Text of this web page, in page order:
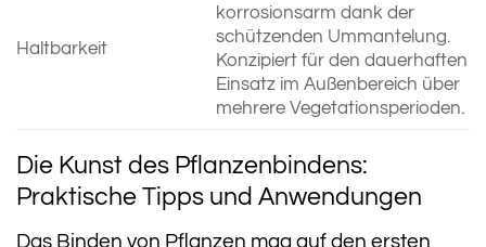
Haltbarkeit
korrosionsarm dank der
schützenden Ummantelung.
Konzipiert für den dauerhaften
Einsatz im Außenbereich über
mehrere Vegetationsperioden.
Die Kunst des Pflanzenbindens:
Praktische Tipps und Anwendungen
Das Binden von Pflanzen mag auf den ersten